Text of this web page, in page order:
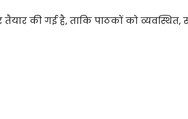
की गई है, ताकि पाठकों को व्यवस्थित,